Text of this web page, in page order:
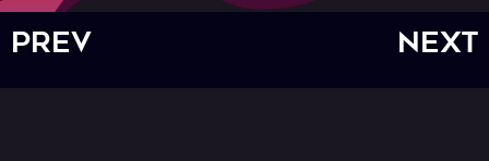
PREV NEXT